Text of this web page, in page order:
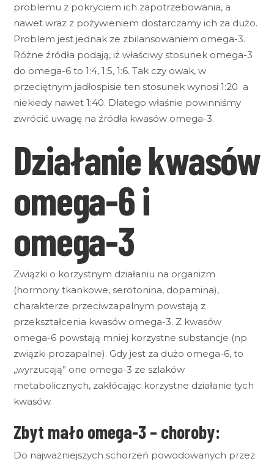
problemu z pokryciem ich zapotrzebowania, a
nawet wraz z pożywieniem dostarczamy ich za dużo.
Problem jest jednak ze zbilansowaniem omega-3.
Różne źródła podają, iż właściwy stosunek omega-3
do omega-6 to 1:4, 1:5, 1:6. Tak czy owak, w
przeciętnym jadłospisie ten stosunek wynosi 1:20 a
niekiedy nawet 1:40. Dlatego właśnie powinniśmy
zwrócić uwagę na źródła kwasów omega-3.
Działanie kwasów
omega-6 i
omega-3
Związki o korzystnym działaniu na organizm
(hormony tkankowe, serotonina, dopamina),
charakterze przeciwzapalnym powstają z
przekształcenia kwasów omega-3. Z kwasów
omega-6 powstają mniej korzystne substancje (np.
związki prozapalne). Gdy jest za dużo omega-6, to
„wyrzucają” one omega-3 ze szlaków
metabolicznych, zakłócając korzystne działanie tych
kwasów.
Zbyt mało omega-3 – choroby:
Do najważniejszych schorzeń powodowanych przez